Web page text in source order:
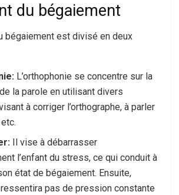
du bégaiement
bégaiement est divisé en deux
L’orthophonie se concentre sur la
la parole en utilisant divers
à corriger l’orthographe, à parler
Il vise à débarrasser
l’enfant du stress, ce qui conduit à
état de bégaiement. Ensuite,
ressentira pas de pression constante